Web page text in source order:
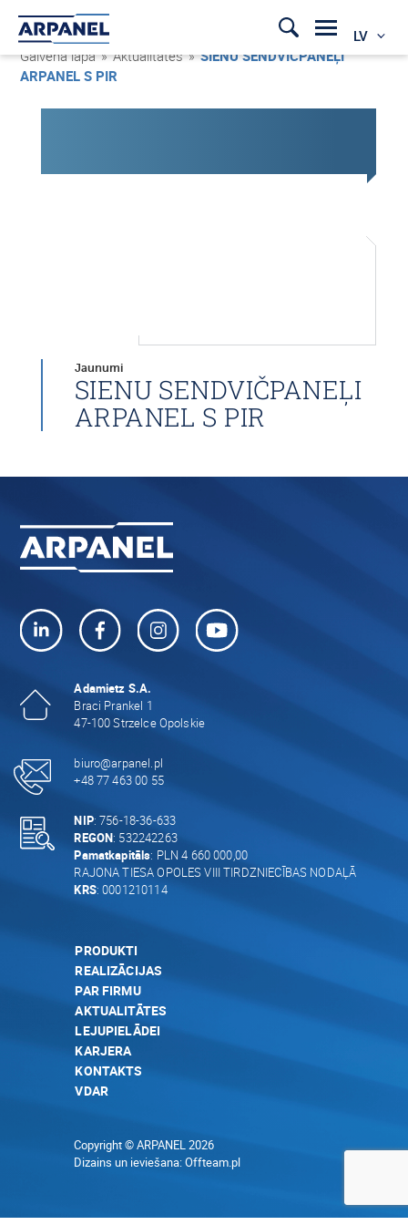
LV
Galvenā lapa » Aktualitātes »SIENU SENDVIČPANEĻI
ARPANEL S PIR
Jaunumi
SIENU SENDVIČPANEĻI
ARPANEL S PIR
Adamietz S.A.
Braci Prankel 1
47-100 Strzelce Opolskie
biuro@arpanel.pl
+48 77 463 00 55
NIP: 756-18-36-633
REGON: 532242263
Pamatkapitāls: PLN 4 660 000,00
RAJONA TIESA OPOLES VIII TIRDZNIECĪBAS NODAĻĀ
KRS: 0001210114
PRODUKTI
REALIZĀCIJAS
PAR FIRMU
AKTUALITĀTES
LEJUPIELĀDEI
KARJERA
KONTAKTS
VDAR
Copyright © ARPANEL 2026
Dizains un ieviešana:Offteam.pl